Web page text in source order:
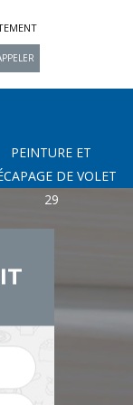
PEINTURE ET
DE VOLET
29
Extérieure 29